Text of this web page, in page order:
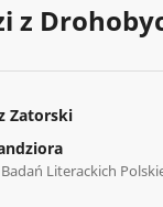
z
Zatorski
Literackich